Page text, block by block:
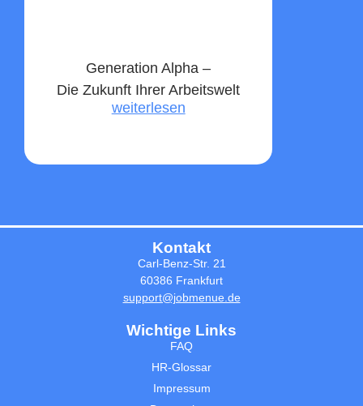
Generation Alpha –
Die Zukunft Ihrer Arbeitswelt
weiterlesen
Kontakt
Carl-Benz-Str. 21
60386 Frankfurt
support@jobmenue.de
Wichtige Links
FAQ
HR-Glossar
Impressum